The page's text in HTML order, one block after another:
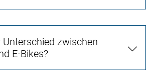
zwischen
E-Bikes?